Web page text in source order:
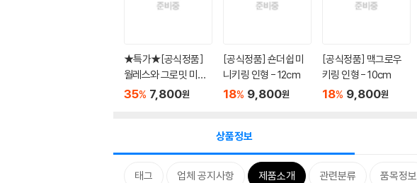
★특가★[공식정품]
월레스와 그로밋 미니
키링 ...
35% 7,800원
[공식정품] 숀더쉽 미
니키링 인형 - 12cm
18% 9,800원
[공식정품] 맥그로우
키링 인형 - 10cm
18% 9,800원
상품정보
태그 업체 공지사항 제품소개 관련분류 품목정보